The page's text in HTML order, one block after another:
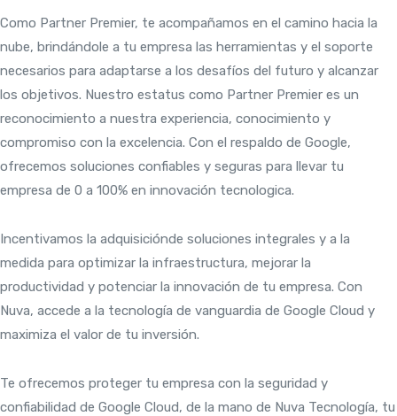
Como Partner Premier, te acompañamos en el camino hacia la
nube, brindándole a tu empresa las herramientas y el soporte
necesarios para adaptarse a los desafíos del futuro y alcanzar
los objetivos. Nuestro estatus como Partner Premier es un
reconocimiento a nuestra experiencia, conocimiento y
compromiso con la excelencia. Con el respaldo de Google,
ofrecemos soluciones confiables y seguras para llevar tu
empresa de 0 a 100% en innovación tecnologica.
Incentivamos la adquisiciónde soluciones integrales y a la
medida para optimizar la infraestructura, mejorar la
productividad y potenciar la innovación de tu empresa. Con
Nuva, accede a la tecnología de vanguardia de Google Cloud y
maximiza el valor de tu inversión.
Te ofrecemos proteger tu empresa con la seguridad y
confiabilidad de Google Cloud, de la mano de Nuva Tecnología, tu